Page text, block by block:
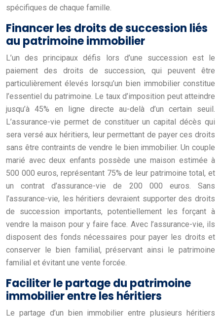
spécifiques de chaque famille.
Financer les droits de succession liés
au patrimoine immobilier
L’un des principaux défis lors d’une succession est le
paiement des droits de succession, qui peuvent être
particulièrement élevés lorsqu’un bien immobilier constitue
l’essentiel du patrimoine. Le taux d’imposition peut atteindre
jusqu’à 45% en ligne directe au-delà d’un certain seuil.
L’assurance-vie permet de constituer un capital décès qui
sera versé aux héritiers, leur permettant de payer ces droits
sans être contraints de vendre le bien immobilier. Un couple
marié avec deux enfants possède une maison estimée à
500 000 euros, représentant 75% de leur patrimoine total, et
un contrat d’assurance-vie de 200 000 euros. Sans
l’assurance-vie, les héritiers devraient supporter des droits
de succession importants, potentiellement les forçant à
vendre la maison pour y faire face. Avec l’assurance-vie, ils
disposent des fonds nécessaires pour payer les droits et
conserver le bien familial, préservant ainsi le patrimoine
familial et évitant une vente forcée.
Faciliter le partage du patrimoine
immobilier entre les héritiers
Le partage d’un bien immobilier entre plusieurs héritiers